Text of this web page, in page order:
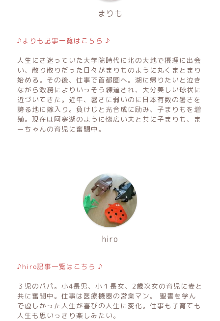
まりも
♪まりも記事一覧はこちら ♪
人生にさ迷っていた大学院時代に北の大地で摂理に出会
い、散り散りだった日々がまりものように丸くまとまり
始める。その後、仕事で首都圏へ。湖に帰りたいと泣き
ながら激務によりいっそう練達され、大分美しい球状に
近づいてきた。近年、暑さに弱いのに日本有数の暑さを
誇る地に嫁入り。負けじと光合成に励み、子まりもを増
殖。現在は阿寒湖のように懐広い夫と共に子まりも、ま
ーちゃんの育児に奮闘中。
hiro
♪hiro記事一覧はこちら ♪
３児のパパ。小4長男、小１長女、2歳次女の育児に妻と
共に奮闘中。仕事は医療機器の営業マン。 聖書を学ん
で虚しかった人生が喜びの人生に変化。仕事も子育ても
人生も思いっきり楽しみたい。